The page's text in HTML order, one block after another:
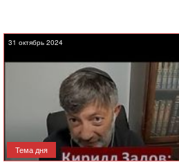
31 октябрь 2024
Тема дня